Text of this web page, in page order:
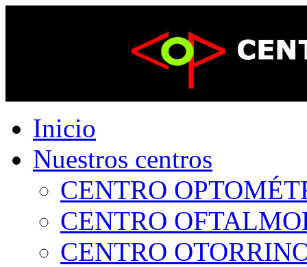
Inicio
Nuestros centros
CENTRO
CENTRO
CENTRO